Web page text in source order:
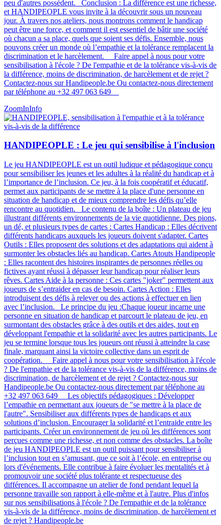
peu d'autres possèdent​​​​. Conclusion : La différence est une richesse,
et HANDIPEOPLE vous invite à la découvrir sous un nouveau
jour. À travers nos ateliers, nous montrons comment le handicap
peut être une force, et comment il est essentiel de bâtir une société
où chacun a sa place, quels que soient ses défis. Ensemble, nous
pouvons créer un monde où l’empathie et la tolérance remplacent la
discrimination et le harcèlement. Faire appel à nous pour votre
sensibilisation à l'école ? De l'empathie et de la tolérance vis-à-vis de
la différence, moins de discrimination, de harcèlement et de rejet ?
Contactez-nous sur Handipeople.be Ou contactez-nous directement
par téléphone au +32 497 063 649
ZoomInInfo
HANDIPEOPLE : Le jeu qui sensibilise à l'inclusion
Le jeu HANDIPEOPLE est un outil ludique et pédagogique conçu
pour sensibiliser les jeunes et les adultes à la réalité du handicap et à
l’importance de l’inclusion. Ce jeu, à la fois coopératif et éducatif,
permet aux participants de se mettre à la place d'une personne en
situation de handicap et de mieux comprendre les défis qu’elle
rencontre au quotidien. Le contenu de la boîte : Un plateau de jeu
illustrant différents environnements de la vie quotidienne. Des pions,
un dé, et plusieurs types de cartes : Cartes Handicap : Elles décrivent
différents handicaps auxquels les joueurs doivent s'adapter. Cartes
Outils : Elles proposent des solutions et des adaptations qui aident à
surmonter les obstacles liés au handicap. Cartes Atouts Handipeople
: Elles racontent des histoires inspirantes de personnes réelles ou
fictives ayant réussi à dépasser leur handicap pour réaliser leurs
rêves. Cartes Aide à la personne : Ces cartes "joker" permettent aux
joueurs de s’entraider en cas de besoin. Cartes Action : Elles
introduisent des défis à relever ou des actions à effectuer en lien
avec l’inclusion. Le principe du jeu :Chaque joueur incarne une
personne en situation de handicap et parcourt le plateau de jeu, en
surmontant des obstacles grâce à des outils et des aides, tout en
développant l'empathie et la solidarité avec les autres participants. Le
jeu se termine lorsque tous les joueurs ont réussi à atteindre la case
finale, marquant ainsi la victoire collective dans un esprit de
coopération. Faire appel à nous pour votre sensibilisation à l'école
? De l'empathie et de la tolérance vis-à-vis de la différence, moins de
discrimination, de harcèlement et de rejet ? Contactez-nous sur
Handipeople.be Ou contactez-nous directement par téléphone au
+32 497 063 649 Les objectifs pédagogiques : Développer
l’empathie en permettant aux joueurs de "se mettre à la place de
l'autre". Sensibiliser aux différents types de handicaps et aux
solutions d’inclusion. Encourager la solidarité et l’entraide entre les
participants. Créer un environnement de jeu où les différences sont
perçues comme une richesse, et non comme des obstacles. La boîte
de jeu HANDIPEOPLE est un outil puissant pour sensibiliser à
l’inclusion tout en s’amusant, que ce soit à l’école, en entreprise ou
lors d'événements. Elle contribue à faire évoluer les mentalités et à
promouvoir une société plus tolérante et respectueuse des
différences​​​. Il accompagne un atelier de fond pendant lequel la
personne travaille son rapport à elle-même et à l'autre. Plus d'infos
sur nos sensibilisations à l'école ? De l'empathie et de la tolérance
vis-à-vis de la différence, moins de discrimination, de harcèlement et
de rejet ? Handipeople.be